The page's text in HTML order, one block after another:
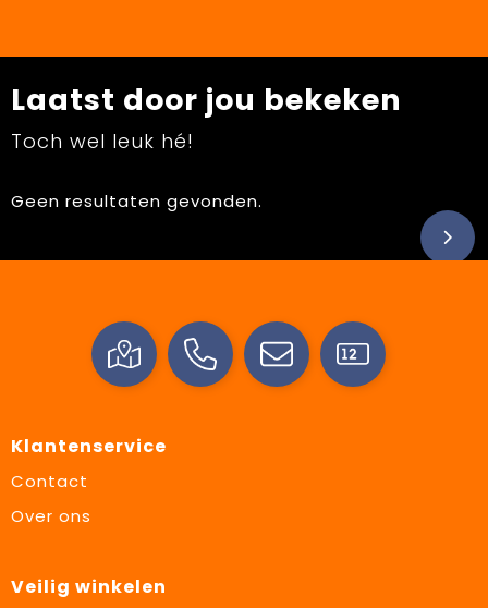
Laatst door jou bekeken
Toch wel leuk hé!
Geen resultaten gevonden.
Klantenservice
Contact
Over ons
Veilig winkelen